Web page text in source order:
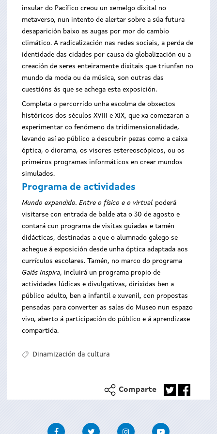
insular do Pacífico creou un xemelgo dixital no
metaverso, nun intento de alertar sobre a súa futura
desaparición baixo as augas por mor do cambio
climático. A radicalización nas redes sociais, a perda de
identidade das cidades por causa da globalización ou a
creación de seres enteiramente dixitais que triunfan no
mundo da moda ou da música, son outras das
cuestións ás que se achega esta exposición.
Completa o percorrido unha escolma de obxectos
históricos dos séculos XVIII e XIX, que xa comezaran a
experimentar co fenómeno da tridimensionalidade,
levando así ao público a descubrir pezas como a caixa
óptica, o diorama, os visores estereoscópicos, ou os
primeiros programas informáticos en crear mundos
simulados.
Programa de actividades
Mundo expandido. Entre o físico e o virtual poderá
visitarse con entrada de balde ata o 30 de agosto e
contará cun programa de visitas guiadas e tamén
didácticas, destinadas a que o alumnado galego se
achegue á exposición desde unha óptica adaptada aos
currículos escolares. Tamén, no marco do programa
Gaiás Inspira, incluirá un programa propio de
actividades lúdicas e divulgativas, dirixidas ben a
público adulto, ben a infantil e xuvenil, con propostas
pensadas para converter as salas do Museo nun espazo
vivo, aberto á participación do público e á aprendizaxe
compartida.
Dinamización da cultura
Comparte
FacebookTwitter InstagramYoutube